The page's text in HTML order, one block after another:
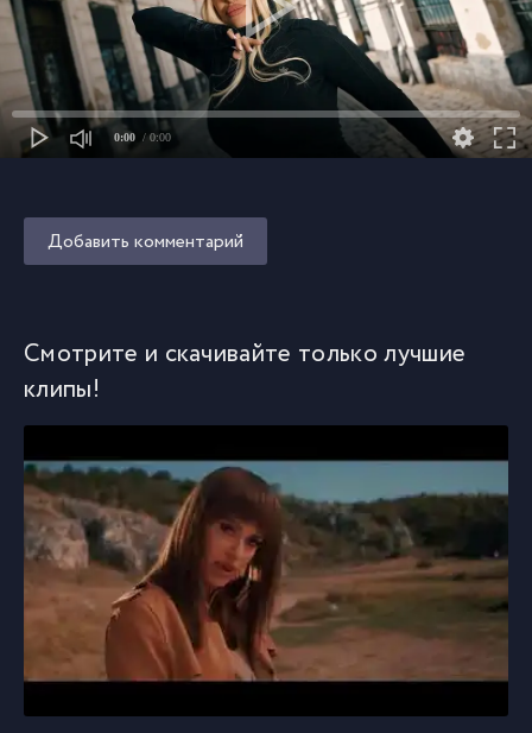
0:00 / 0:00
Добавить комментарий
Смотрите и скачивайте только лучшие
клипы!